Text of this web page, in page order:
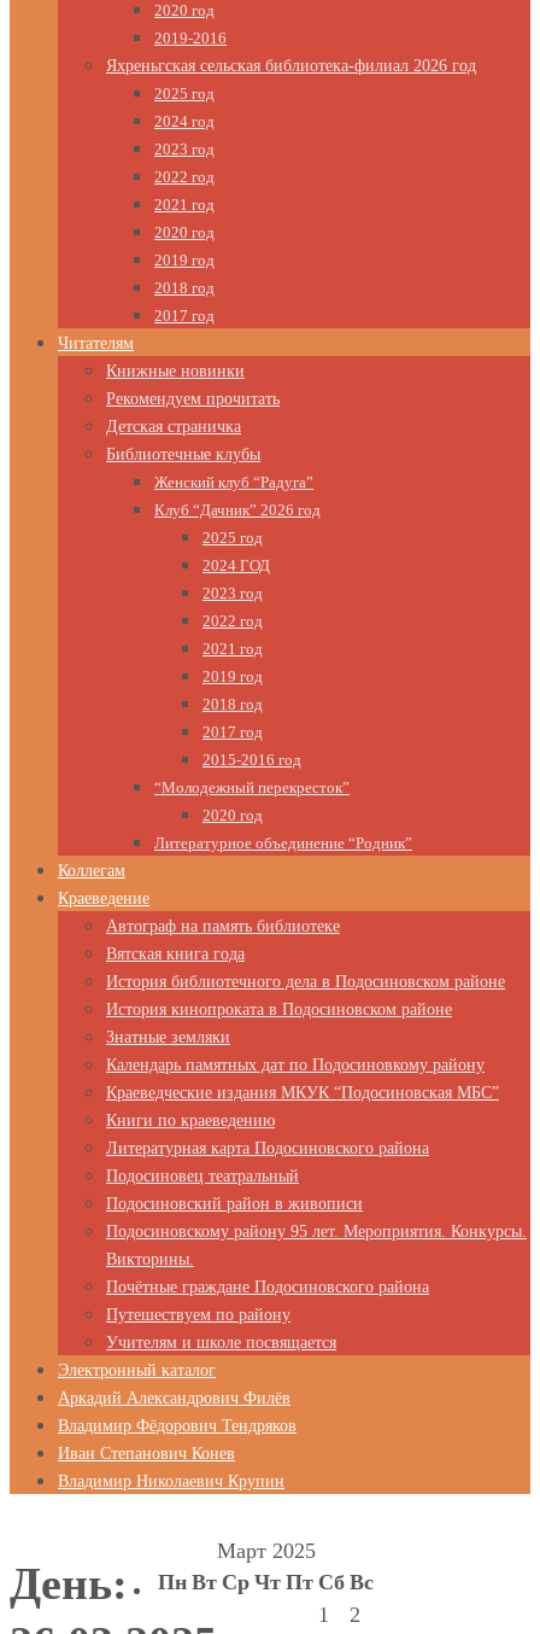
2020 год
2019-2016
Яхреньгская сельская библиотека-филиал 2026 год
2025 год
2024 год
2023 год
2022 год
2021 год
2020 год
2019 год
2018 год
2017 год
Читателям
Книжные новинки
Рекомендуем прочитать
Детская страничка
Библиотечные клубы
Женский клуб “Радуга”
Клуб “Дачник” 2026 год
2025 год
2024 ГОД
2023 год
2022 год
2021 год
2019 год
2018 год
2017 год
2015-2016 год
“Молодежный перекресток”
2020 год
Литературное объединение “Родник”
Коллегам
Краеведение
Автограф на память библиотеке
Вятская книга года
История библиотечного дела в Подосиновском районе
История кинопроката в Подосиновском районе
Знатные земляки
Календарь памятных дат по Подосиновкому району
Краеведческие издания МКУК “Подосиновская МБС”
Книги по краеведению
Литературная карта Подосиновского района
Подосиновец театральный
Подосиновский район в живописи
Подосиновскому району 95 лет. Мероприятия. Конкурсы.
Викторины.
Почётные граждане Подосиновского района
Путешествуем по району
Учителям и школе посвящается
Электронный каталог
Аркадий Александрович Филёв
Владимир Фёдорович Тендряков
Иван Степанович Конев
Владимир Николаевич Крупин
День:
Март 2025
Пн Вт Ср Чт Пт Сб Вс
1
2